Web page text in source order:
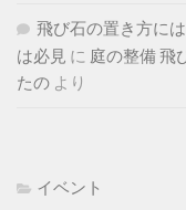
飛び石の置き方に
は必見 に 庭の整備 飛
たの より
イベント